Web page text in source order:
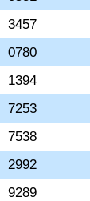
3457
0780
1394
7253
7538
2992
9289